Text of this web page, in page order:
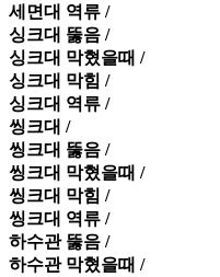
세면대 역류 /
싱크대 뚫음 /
싱크대 막혔을때 /
싱크대 막힘 /
싱크대 역류 /
씽크대 /
씽크대 뚫음 /
씽크대 막혔을때 /
씽크대 막힘 /
씽크대 역류 /
하수관 뚫음 /
하수관 막혔을때 /